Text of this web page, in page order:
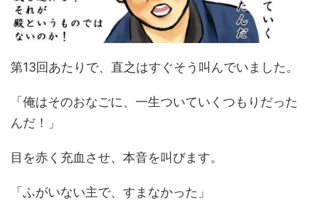
第13回あたりで、直之はすぐそう叫んでいました。
「俺はそのおなごに、一生ついていくつもりだった
んだ！」
目を赤く充血させ、本音を叫びます。
「ふがいない主で、すまなかった」